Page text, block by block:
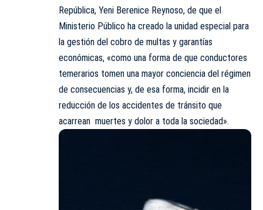
República, Yeni Berenice Reynoso, de que el
Ministerio Público ha creado la unidad especial para
la gestión del cobro de multas y garantías
económicas, «como una forma de que conductores
temerarios tomen una mayor conciencia del régimen
de consecuencias y, de esa forma, incidir en la
reducción de los accidentes de tránsito que
acarrean muertes y dolor a toda la sociedad».